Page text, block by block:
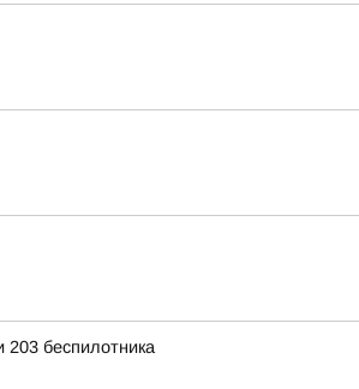
беспилотника